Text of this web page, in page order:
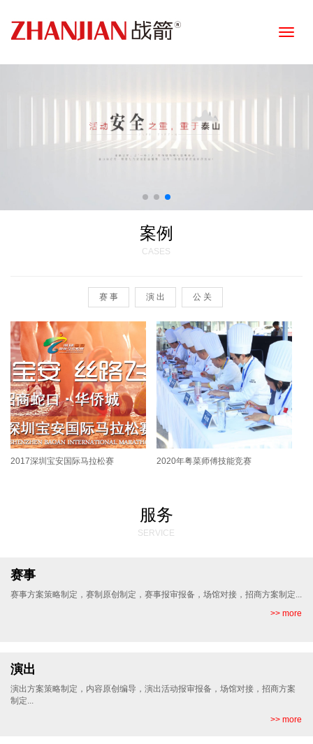
Toggle
案例
CASES
赛 事 演 出 公 关
2017深圳宝安国际马拉松赛 2020年粤菜师傅技能竞赛
服务
SERVICE
赛事
赛事方案策略制定，赛制原创制定，赛事报审报备，场馆对接，招商方案制定...
>> more
演出
演出方案策略制定，内容原创编导，演出活动报审报备，场馆对接，招商方案
制定...
>> more